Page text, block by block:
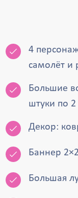
4
самолёт и
Большие
штуки по
Декор:
Баннер
Большая